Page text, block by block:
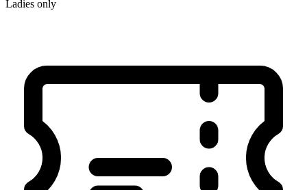
Ladies only